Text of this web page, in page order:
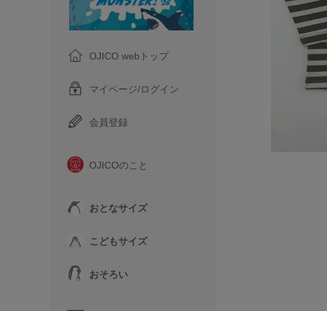
OJICO webトップ
マイページ/ログイン
会員登録
OJICOのこと
おとなサイズ
こどもサイズ
おそろい